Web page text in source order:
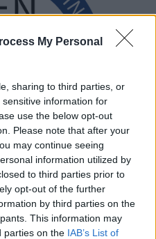
My Personal
sharing to third parties, or
information for
use the below opt-out
Please note that after your
may continue seeing
information utilized by
to third parties prior to
opt-out of the further
by third parties on the
This information may
parties on the IAB’s List of